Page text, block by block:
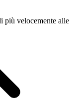
più velocemente alle